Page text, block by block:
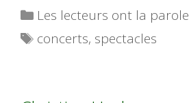
Catégories
Les lecteurs ont la parole
Étiquettes
concerts, spectacles